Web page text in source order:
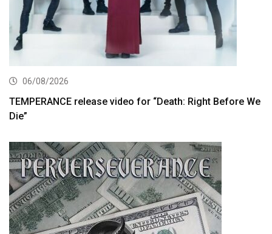
06/08/2026
TEMPERANCE release video for “Death: Right Before We
Die”